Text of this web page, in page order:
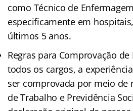
como Técnico de
especificamente em
últimos 5 anos.
Regras para Comprovação de
todos os cargos, a
ser comprovada por meio de
de Trabalho e Previdência